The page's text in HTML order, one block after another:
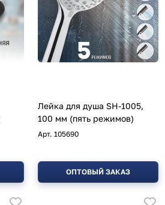
Лейка для душа SH-1005,
100 мм (пять режимов)
Арт. 105690
ОПТОВЫЙ ЗАКАЗ